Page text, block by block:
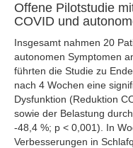
Offene Pilotstudie
COVID und
Insgesamt nahmen 20
autonomen Symptomen
führten die Studie zu
nach 4 Wochen eine
Dysfunktion (Reduktion
sowie der Belastung
-48,4 %; p < 0,001). In
Verbesserungen in